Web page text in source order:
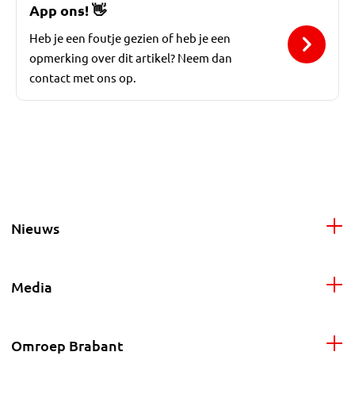
App ons!👋
Heb je een foutje gezien of heb je een
opmerking over dit artikel? Neem dan
contact met ons op.
Nieuws
Media
Omroep Brabant